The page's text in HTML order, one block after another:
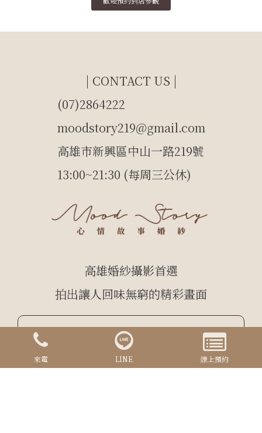
查看 Google 地圖
高雄婚紗攝影首選
拍出讓人回味無窮的精彩畫面
| CONTACT US |
(07)2864222
moodstory219@gmail.com
高雄市新興區中山一路219號
13:00~21:30 (每周三公休)
來電 LINE 線上預約